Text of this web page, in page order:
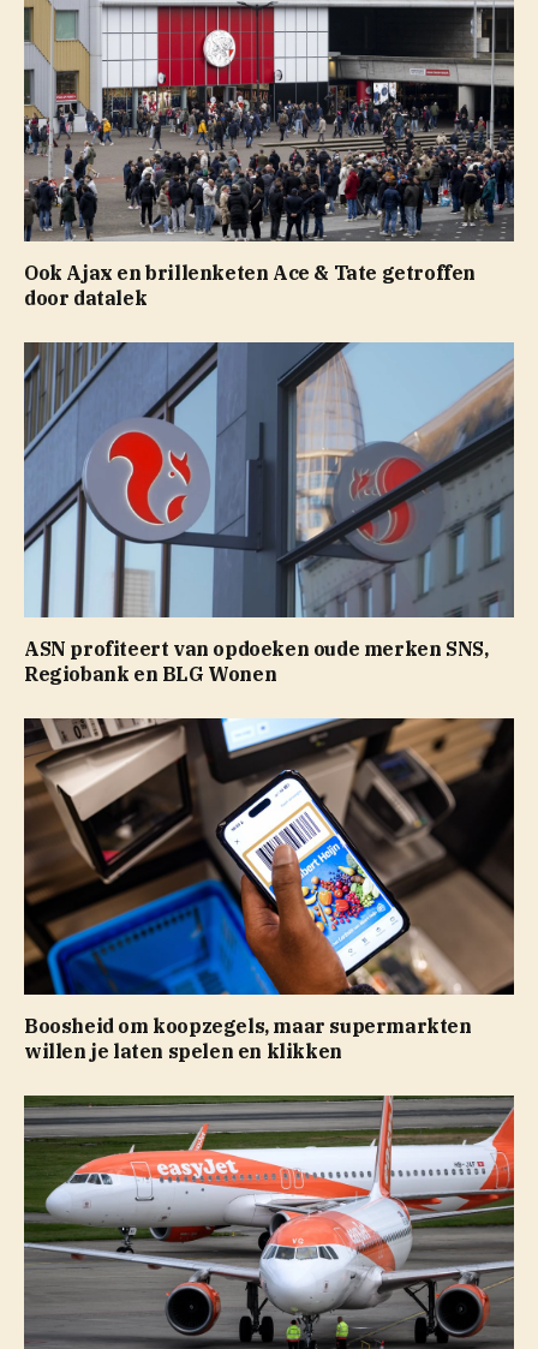
Ook Ajax en brillenketen Ace & Tate getroffen
door datalek
ASN profiteert van opdoeken oude merken SNS,
Regiobank en BLG Wonen
Boosheid om koopzegels, maar supermarkten
willen je laten spelen en klikken